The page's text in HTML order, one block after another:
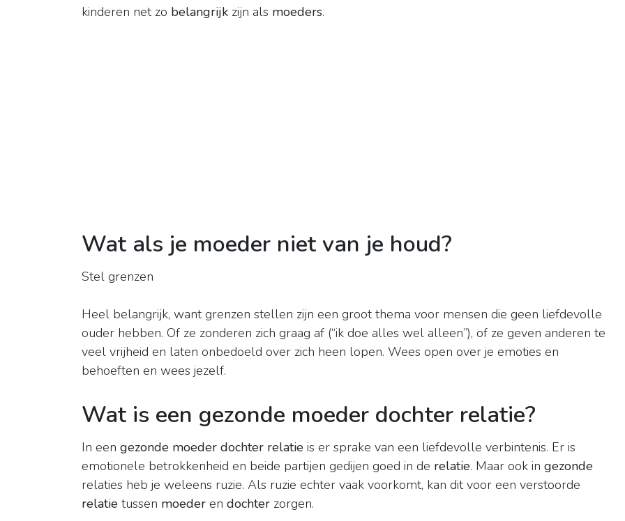
kinderen net zo belangrijk zijn als moeders.
Wat als je moeder niet van je houd?
Stel grenzen
Heel belangrijk, want grenzen stellen zijn een groot thema voor mensen die geen liefdevolle
ouder hebben. Of ze zonderen zich graag af (“ik doe alles wel alleen”), of ze geven anderen te
veel vrijheid en laten onbedoeld over zich heen lopen. Wees open over je emoties en
behoeften en wees jezelf.
Wat is een gezonde moeder dochter relatie?
In een gezonde moeder dochter relatie is er sprake van een liefdevolle verbintenis. Er is
emotionele betrokkenheid en beide partijen gedijen goed in de relatie. Maar ook in gezonde
relaties heb je weleens ruzie. Als ruzie echter vaak voorkomt, kan dit voor een verstoorde
relatie tussen moeder en dochter zorgen.